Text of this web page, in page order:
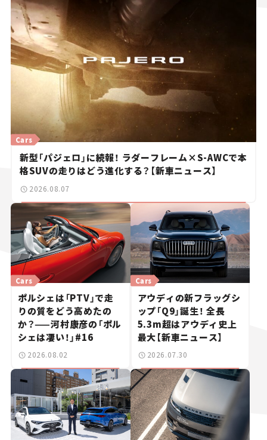
Cars
新型「パジェロ」に続報！ ラダーフレーム×S-AWCで本
格SUVの走りはどう進化する？【新車ニュース】
2026.08.07
Cars
ポルシェは「PTV」で走
りの質をどう高めたの
か？——河村康彦の「ポル
シェは凄い！」#16
2026.08.02
Cars
アウディの新フラッグシ
ップ「Q9」誕生！ 全長
5.3m超はアウディ史上
最大【新車ニュース】
2026.07.30